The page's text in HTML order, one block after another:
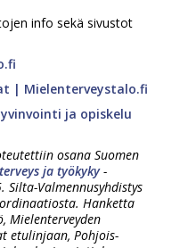
info sekä sivustot
| Mielenterveystalo.fi
ja opiskelu
osana Suomen
ja työkyky-
Valmennusyhdistys
Hanketta
Mielenterveyden
etulinjaan, Pohjois-